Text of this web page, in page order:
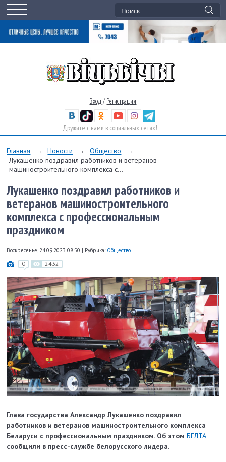
Вход / Регистрация
Дружите с нами в социальных сетях!
Главная → Новости → Общество
→
Лукашенко поздравил работников и ветеранов
машиностроительного комплекса с...
Лукашенко поздравил работников и
ветеранов машиностроительного
комплекса с профессиональным
праздником
Воскресенье, 24.09.2023 08:50 | Рубрика: Общество
0 2432
Глава государства Александр Лукашенко поздравил
работников и ветеранов машиностроительного комплекса
Беларуси с профессиональным праздником. Об этомБЕЛТА
сообщили в пресс-службе белорусского лидера.